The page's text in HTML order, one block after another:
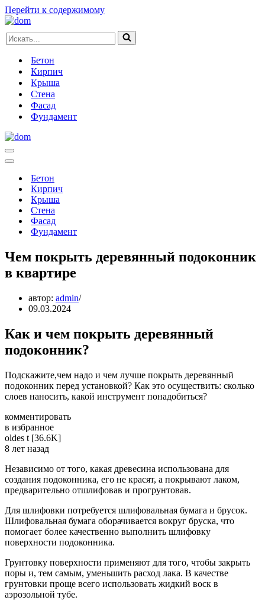
Перейти к содержимому
Искать...
Бетон
Кирпич
Крыша
Стена
Фасад
Фундамент
Меню
навигации
Меню
навигацииБетон
Кирпич
Крыша
Стена
Фасад
Фундамент
Чем покрыть деревянный подоконник
в квартире
автор: admin
09.03.2024
Как и чем покрыть деревянный
подоконник?
Подскажите,чем надо и чем лучше покрыть деревянный
подоконник перед установкой? Как это осуществить: сколько
слоев наносить, какой инструмент понадобиться?
комментировать
в избранное
oldes­ t [36.6K]
8 лет назад
Независимо от того, какая древесина использована для
создания подоконника, его не красят, а покрывают лаком,
предварительно отшлифовав и прогрунтовав.
Для шлифовки потребуется шлифовальная бумага и брусок.
Шлифовальная бумага оборачивается вокруг бруска, что
помогает более качественно выполнить шлифовку
поверхности подоконника.
Грунтовку поверхности применяют для того, чтобы закрыть
поры и, тем самым, уменьшить расход лака. В качестве
грунтовки проще всего использовать жидкий воск в
аэрозольной тубе.